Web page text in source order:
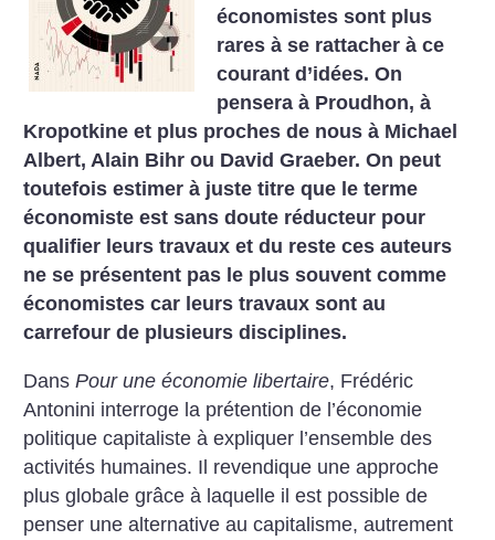
économistes sont plus
rares à se rattacher à ce
courant d’idées. On
pensera à Proudhon, à
Kropotkine et plus proches de nous à Michael
Albert, Alain Bihr ou David Graeber. On peut
toutefois estimer à juste titre que le terme
économiste est sans doute réducteur pour
qualifier leurs travaux et du reste ces auteurs
ne se présentent pas le plus souvent comme
économistes car leurs travaux sont au
carrefour de plusieurs disciplines.
DansPour une économie libertaire, Frédéric
Antonini interroge la prétention de l’économie
politique capitaliste à expliquer l’ensemble des
activités humaines. Il revendique une approche
plus globale grâce à laquelle il est possible de
penser une alternative au capitalisme, autrement